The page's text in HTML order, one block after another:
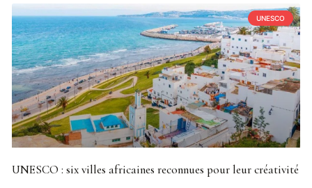
UNESCO
UNESCO : six villes africaines reconnues pour leur créativité